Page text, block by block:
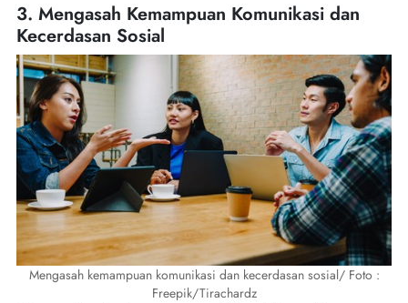
3. Mengasah Kemampuan Komunikasi dan
Kecerdasan Sosial
Mengasah kemampuan komunikasi dan kecerdasan sosial/ Foto :
Freepik/Tirachardz